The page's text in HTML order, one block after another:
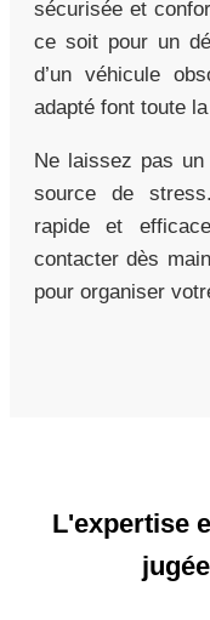
sécurisée et
ce soit pour un
d’un véhicule
adapté font toute
Ne laissez pas
source de
rapide et
contacter dès
pour organiser
L'expertise